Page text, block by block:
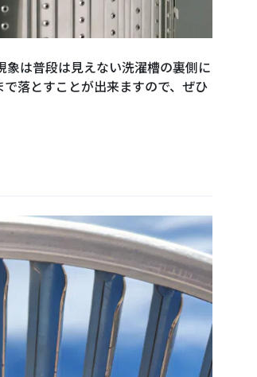
は普段は見えない洗濯槽の裏側に
落とすことが出来ますので、ぜひ